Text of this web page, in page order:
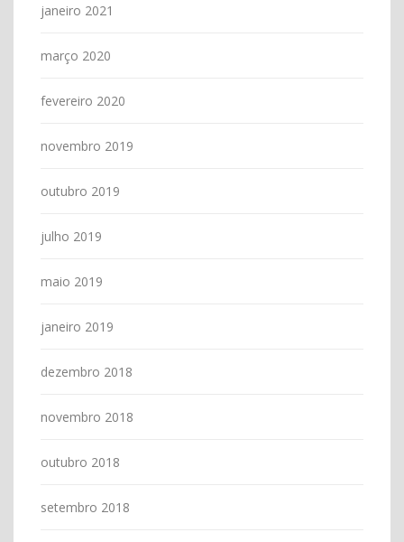
janeiro 2021
março 2020
fevereiro 2020
novembro 2019
outubro 2019
julho 2019
maio 2019
janeiro 2019
dezembro 2018
novembro 2018
outubro 2018
setembro 2018